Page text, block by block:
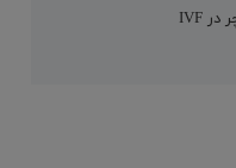
عمل تخمک کشی یا پانکچر در IVF